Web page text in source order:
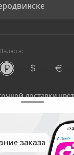
Валюта:
доставки
ИНН: 5410081997
г. Новосибирск, ул.